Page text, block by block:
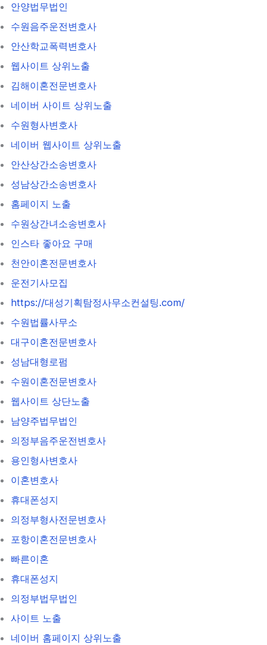
안양법무법인
수원음주운전변호사
안산학교폭력변호사
웹사이트 상위노출
김해이혼전문변호사
네이버 사이트 상위노출
수원형사변호사
네이버 웹사이트 상위노출
안산상간소송변호사
성남상간소송변호사
홈페이지 노출
수원상간녀소송변호사
인스타 좋아요 구매
천안이혼전문변호사
운전기사모집
https://대성기획탐정사무소컨설팅.com/
수원법률사무소
대구이혼전문변호사
성남대형로펌
수원이혼전문변호사
웹사이트 상단노출
남양주법무법인
의정부음주운전변호사
용인형사변호사
이혼변호사
휴대폰성지
의정부형사전문변호사
포항이혼전문변호사
빠른이혼
휴대폰성지
의정부법무법인
사이트 노출
네이버 홈페이지 상위노출